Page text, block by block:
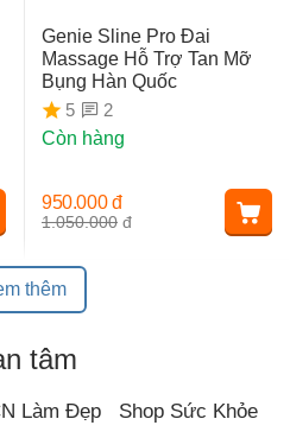
Genie Sline Pro Đai
Massage Hỗ Trợ Tan Mỡ
Bụng Hàn Quốc
5
2
Còn hàng
1.050.000 đ
950.000 đ
thêm
tâm
Làm Đẹp Shop Sức Khỏe